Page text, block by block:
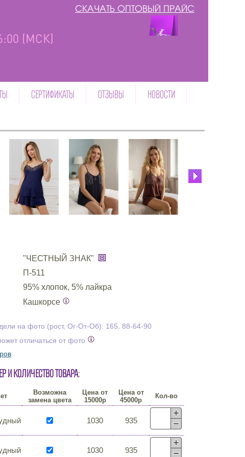
(МСК)
СКАЧАТЬ ОПТОВЫЙ ПРАЙС
СЕРТИФИКАТЫ ОТЗЫВЫ НОВОСТИ
"ЧЕСТНЫЙ ЗНАК"
П-511
95% хлопок, 5% лайкра
Кашкорсе
на фото (рост, Ог-От-Об): 165, 88-64-90
отличаться от фото
и количество товара:
Возможна
замена цвета
Цена от
15000р
Цена от
45000р
Кол-во
1030 935
1030 935